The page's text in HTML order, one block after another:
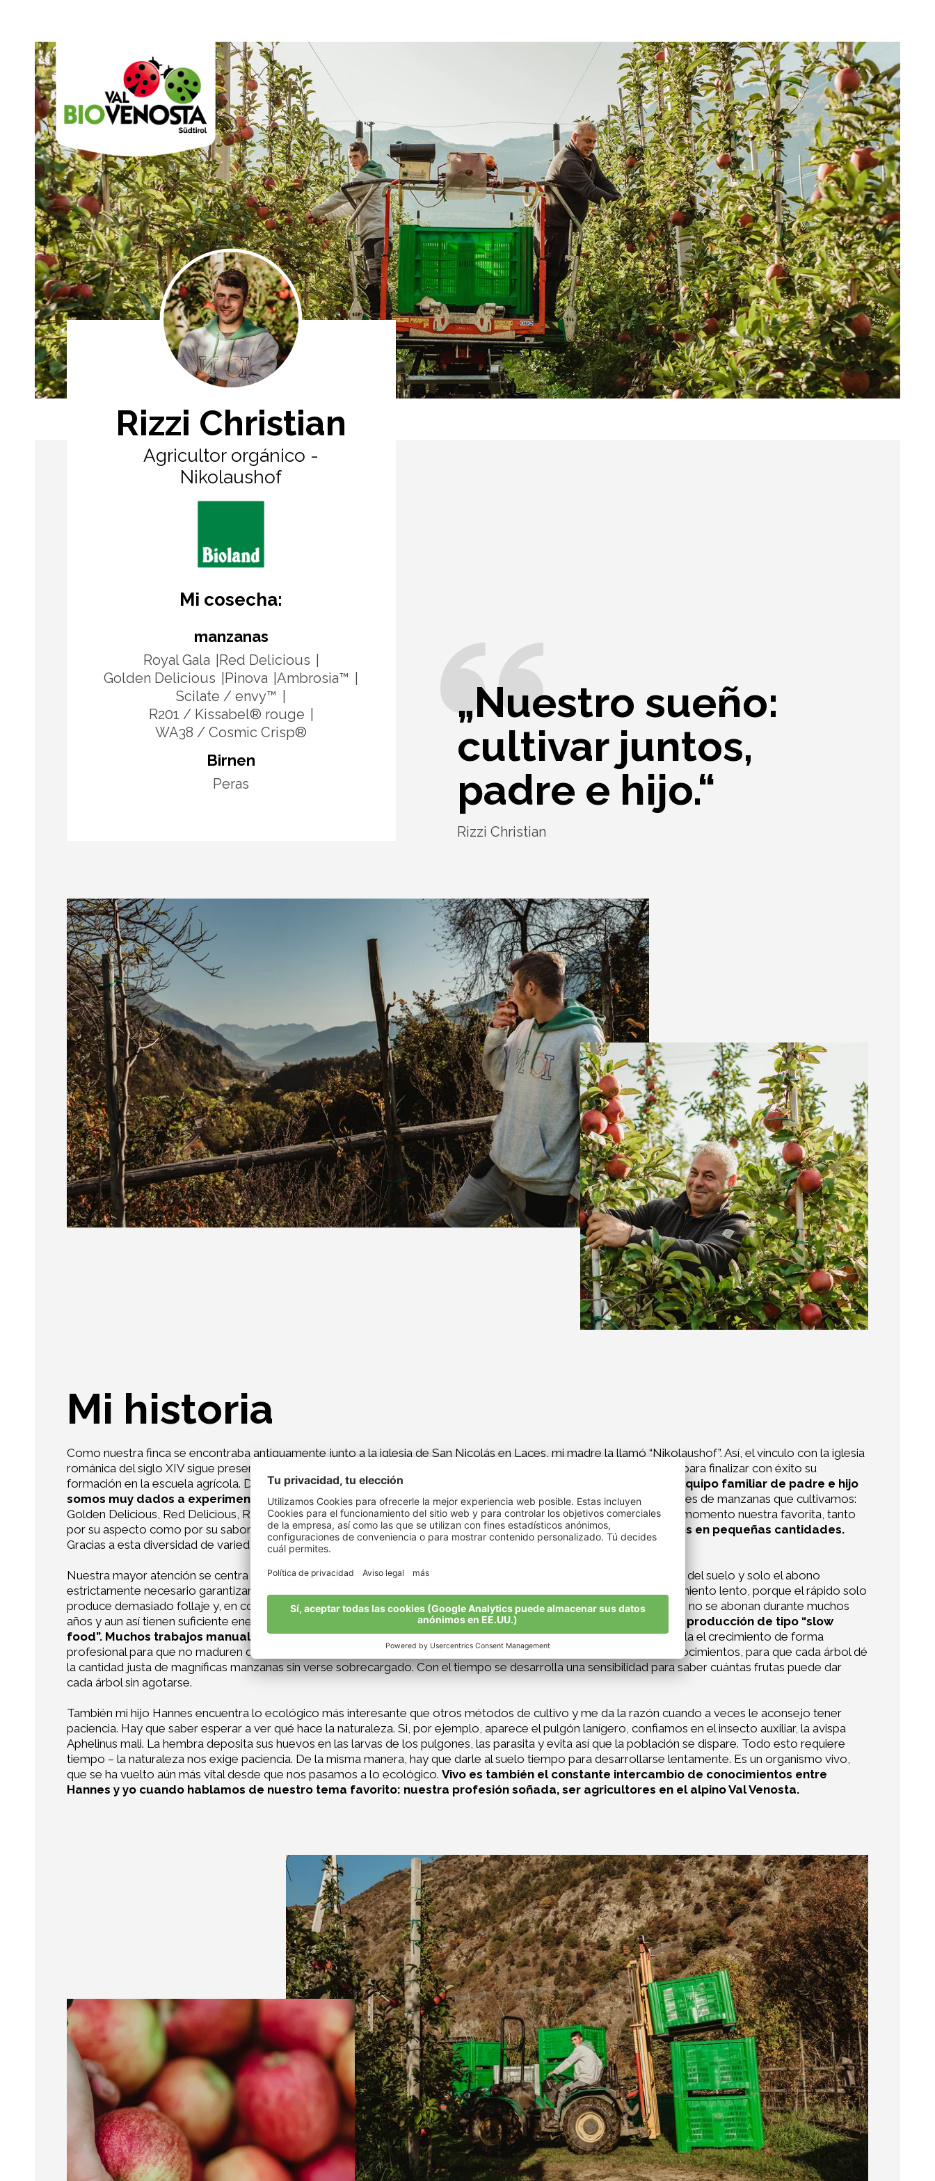
Rizzi Christian
Agricultor orgánico -
Nikolaushof
Mi cosecha:
manzanas
Royal Gala
Red Delicious
Golden Delicious
Pinova Ambrosia™
Scilate / envy™
R201 / Kissabel® rouge
WA38 / Cosmic Crisp®
Birnen
Peras
„Nuestro sueño:
cultivar juntos,
padre e hijo.“
Rizzi Christian
Mi historia
Como nuestra finca se encontraba antiguamente junto a la iglesia de San Nicolás en Laces, mi madre la llamó “Nikolaushof”. Así, el vínculo con la iglesia
románica del siglo XIV sigue presente todavía hoy. Antes de pasarme a lo ecológico, le di a mi hijo Hannes el tiempo para finalizar con éxito su
formación en la escuela agrícola. Después nos pasamos de inmediato juntos a la agricultura ecológica.
En nuestro equipo familiar de padre e hijo
somos muy dados a experimentar.Esto se refleja en nuestra gran pasión por la agricultura y en las ocho variedades de manzanas que cultivamos:
Golden Delicious, Red Delicious, Royal Gala, Pinova, Cosmic Crisp, Envy, Kissabel y Ambrosia. Esta última es en este momento nuestra favorita, tanto
por su aspecto como por su sabor. Además, también hemos tomado cariño a la pera Williams, que cultivamos en pequeñas cantidades.
Gracias a esta diversidad de variedades, nuestro periodo de cosecha se prolonga mucho – y eso es muy positivo.
Nuestra mayor atención se centra en nuestro capital más valioso: el fértil suelo del Val Venosta. Los análisis regulares del suelo y solo el abono
estrictamente necesario garantizan que siempre tenga suficiente “energía” para los árboles. Apostamos por un crecimiento lento, porque el rápido solo
produce demasiado follaje y, en consecuencia, demasiada superficie de ataque para las plagas. A menudo los prados no se abonan durante muchos
años y aun así tienen suficiente energía para dar frutos grandes y sanos.Para nosotros, ecológico es sinónimo de producción de tipo “slow
food”. Muchos trabajos manuales siguen dando los mejores resultados.El aclareo manual en primavera regula el crecimiento de forma
profesional para que no maduren demasiadas manzanas en un mismo árbol. Así, año tras año afinamos nuestros conocimientos, para que cada árbol dé
la cantidad justa de magníficas manzanas sin verse sobrecargado. Con el tiempo se desarrolla una sensibilidad para saber cuántas frutas puede dar
cada árbol sin agotarse.
También mi hijo Hannes encuentra lo ecológico más interesante que otros métodos de cultivo y me da la razón cuando a veces le aconsejo tener
paciencia. Hay que saber esperar a ver qué hace la naturaleza. Si, por ejemplo, aparece el pulgón lanígero, confiamos en el insecto auxiliar, la avispa
Aphelinus mali. La hembra deposita sus huevos en las larvas de los pulgones, las parasita y evita así que la población se dispare. Todo esto requiere
tiempo – la naturaleza nos exige paciencia. De la misma manera, hay que darle al suelo tiempo para desarrollarse lentamente. Es un organismo vivo,
que se ha vuelto aún más vital desde que nos pasamos a lo ecológico. Vivo es también el constante intercambio de conocimientos entre
Hannes y yo cuando hablamos de nuestro tema favorito: nuestra profesión soñada, ser agricultores en el alpino Val Venosta.